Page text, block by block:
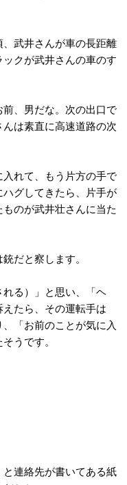
武井さんが車の長距離
クが武井さんの車のす
前、男だな。次の出口で
は素直に高速道路の次
入れて、もう片方の手で
ハグしてきたら、片手が
のが武井壮さんに当た
だと察します。
る）」と思い、「ヘ
たら、その運転手は
、「お前のことが気に入
うです。
連絡先が書いてある紙